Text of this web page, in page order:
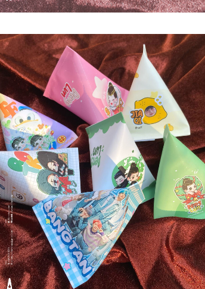
#Candybags #gift #In Theo Yêu Cầu